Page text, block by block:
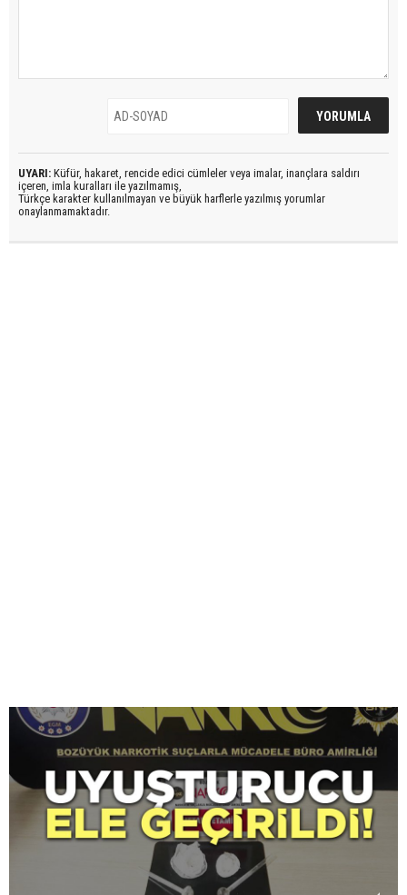
UYARI: Küfür, hakaret, rencide edici cümleler veya imalar, inançlara saldırı
içeren, imla kuralları ile yazılmamış,
Türkçe karakter kullanılmayan ve büyük harflerle yazılmış yorumlar
onaylanmamaktadır.